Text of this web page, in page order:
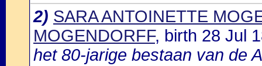
2) SARA ANTOINETTE
MOGENDORFF, birth 28 Jul
het 80-jarige bestaan van de